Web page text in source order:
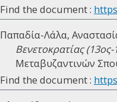
Find the document :
Παπαδία-Λάλα,
Βενετοκρατίας
Μεταβυζαντινών
Find the document :